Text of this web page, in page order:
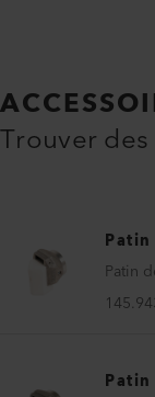
Trouver
Patin